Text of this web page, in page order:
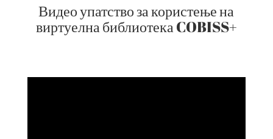
Видео упатство за користење на
виртуелна библиотека COBISS+